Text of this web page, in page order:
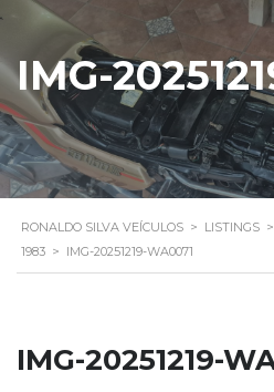
IMG-
RONALDO SILVA VEÍCULOS > LISTINGS >
1983 > IMG-20251219-WA0071
IMG-20251219-